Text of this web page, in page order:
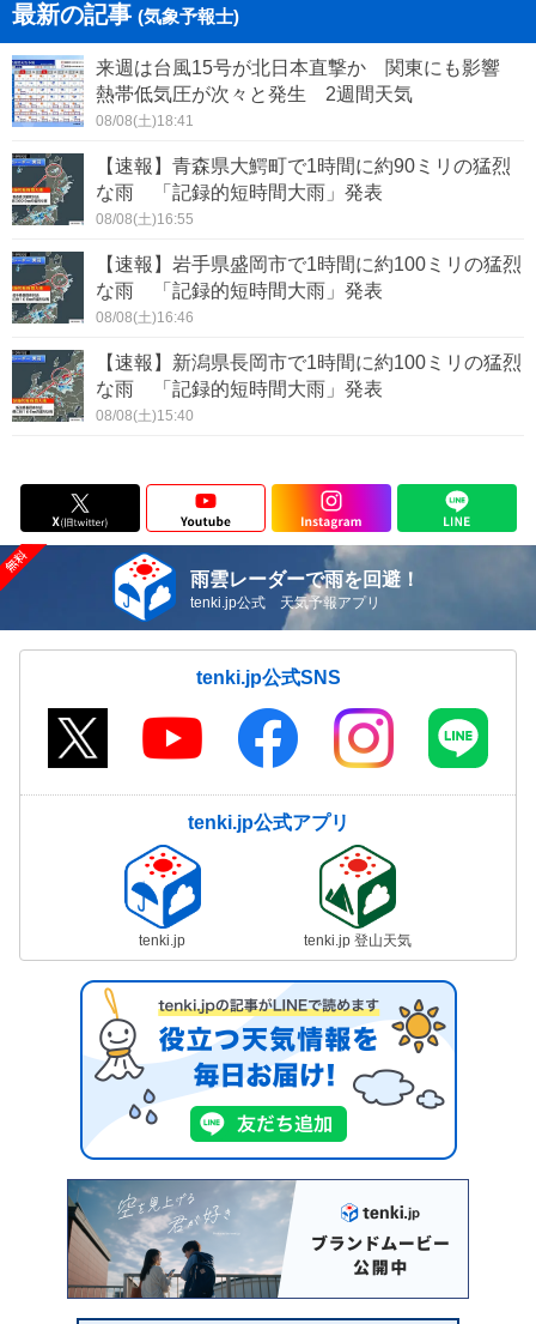
最新の記事 (気象予報士)
来週は台風15号が北日本直撃か 関東にも影響
熱帯低気圧が次々と発生 2週間天気
08/08(土)18:41
【速報】青森県大鰐町で1時間に約90ミリの猛烈
な雨 「記録的短時間大雨」発表
08/08(土)16:55
【速報】岩手県盛岡市で1時間に約100ミリの猛烈
な雨 「記録的短時間大雨」発表
08/08(土)16:46
【速報】新潟県長岡市で1時間に約100ミリの猛烈
な雨 「記録的短時間大雨」発表
08/08(土)15:40
雨雲レーダーで雨を回避！
tenki.jp公式 天気予報アプリ
tenki.jp公式SNS
tenki.jp公式アプリ
tenki.jp tenki.jp 登山天気